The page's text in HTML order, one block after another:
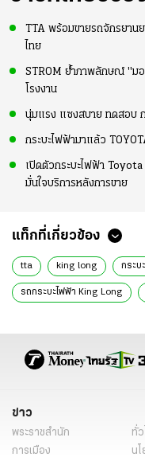
TTA พร้อมขายรถจักรยาน
ไทย
STROM ย้ำภาพลักษณ์ "มอ
โรงงาน
นุ่มแรง แซงสบาย ทดสอบ
กระบะไฟฟ้ามาแล้ว
เปิดตัวกระบะไฟฟ้า
มั่นใจบริการหลังการขาย
แท็กที่เกี่ยวข้อง
tta king long กระบ
รถกระบะไฟฟ้า King Long
ข่าว
พระราชสำนัก ทั่
การเมือง
น